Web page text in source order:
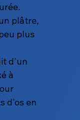
plâtre,
plus
d'un
à
d'os en